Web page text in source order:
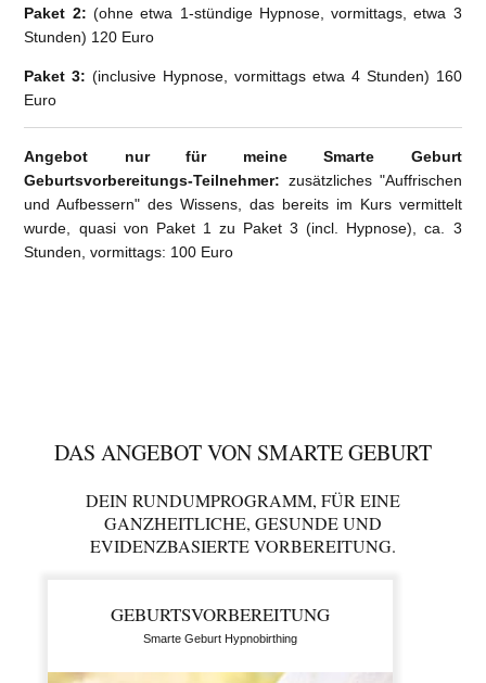
Paket 2: (ohne etwa 1-stündige Hypnose, vormittags, etwa 3
Stunden) 120 Euro
Paket 3:(inclusive Hypnose, vormittags etwa 4 Stunden) 160
Euro
Angebot nur für meine Smarte Geburt
Geburtsvorbereitungs-Teilnehmer: zusätzliches "Auffrischen
und Aufbessern" des Wissens, das bereits im Kurs vermittelt
wurde, quasi von Paket 1 zu Paket 3 (incl. Hypnose), ca. 3
Stunden, vormittags: 100 Euro
DAS ANGEBOT VON SMARTE GEBURT
DEIN RUNDUMPROGRAMM, FÜR EINE
GANZHEITLICHE, GESUNDE UND
EVIDENZBASIERTE VORBEREITUNG.
GEBURTSVORBEREITUNG
Smarte Geburt Hypnobirthing